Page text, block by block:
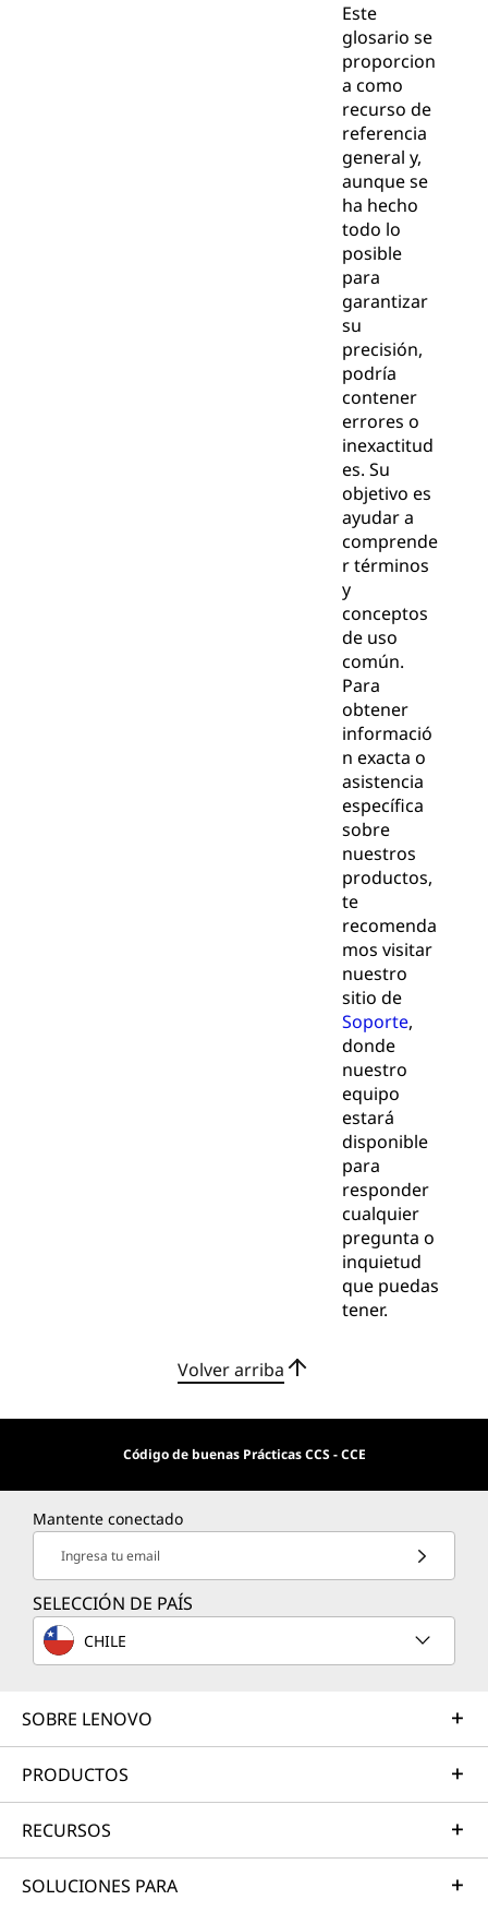
Este
glosario se
proporcion
a como
recurso de
referencia
general y,
aunque se
ha hecho
todo lo
posible
para
garantizar
su
precisión,
podría
contener
errores o
inexactitud
es. Su
objetivo es
ayudar a
comprende
r términos
y
conceptos
de uso
común.
Para
obtener
informació
n exacta o
asistencia
específica
sobre
nuestros
productos,
te
recomenda
mos visitar
nuestro
sitio de
Soporte,
donde
nuestro
equipo
estará
disponible
para
responder
cualquier
pregunta o
inquietud
que puedas
tener.
Volver arriba
Código de buenas Prácticas CCS - CCE
Mantente conectado
Ingresa tu email
SELECCIÓN DE PAÍS
CHILE
SOBRE LENOVO
PRODUCTOS
RECURSOS
SOLUCIONES PARA